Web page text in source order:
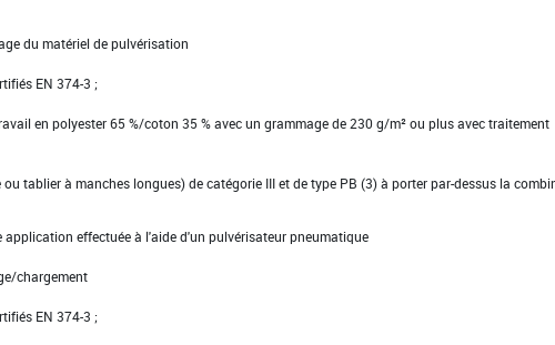
du matériel de pulvérisation
EN 374-3 ;
en polyester 65 %/coton 35 % avec un grammage de 230 g/m² ou plus avec traitement
ou tablier à manches longues) de catégorie III et de type PB (3) à porter par-dessus la
application effectuée à l'aide d'un pulvérisateur pneumatique
chargement
EN 374-3 ;